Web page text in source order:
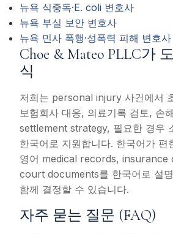
뉴욕 식중독·E. coli 변호사
뉴욕 부실 보안 변호사
뉴욕 민사 폭행·성폭력 피해 변호사
Choe & Mateo PLLC가
식
저희는 personal injury 사건에서
보험회사 대응, 의료기록 검토, 손
settlement strategy, 필요한 경우
한국어로 지원합니다. 한국어가 편
영어 medical records,
court documents를 한국어로 설
함께 결정할 수 있습니다.
자주 묻는 질문 (FAQ)